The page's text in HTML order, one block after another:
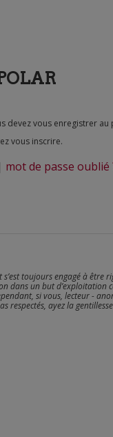
vous inscrire.
mot de passe oublié
toujours engagé à
dans un but d’exploitation
si vous, lecteur -
respectés, ayez la